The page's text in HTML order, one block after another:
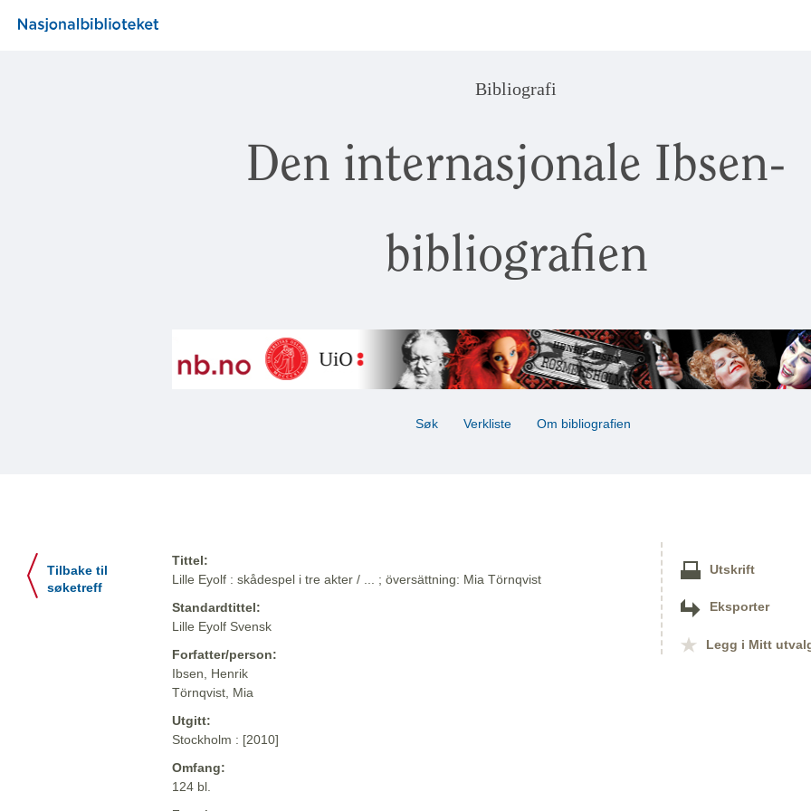
Bibliografi
Den internasjonale Ibsen-
bibliografien
Søk Verkliste Om bibliografien
Tilbake til
søketreff
Tittel:
Lille Eyolf : skådespel i tre akter / ... ; översättning: Mia Törnqvist
Standardtittel:
Lille Eyolf Svensk
Forfatter/person:
Ibsen, Henrik
Törnqvist, Mia
Utgitt:
Stockholm : [2010]
Omfang:
124 bl.
Utskrift
Eksporter
Legg i Mitt